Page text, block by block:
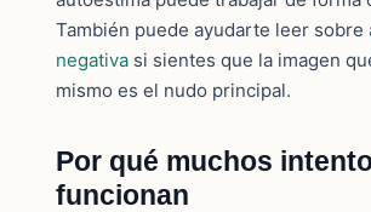
También puede ayudarte leer sobre
negativa si sientes que la imagen
mismo es el nudo principal.
Por qué muchos
funcionan